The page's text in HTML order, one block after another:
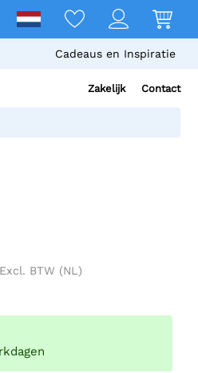
Cadeaus en Inspiratie
Zakelijk Contact
Excl. BTW (NL)